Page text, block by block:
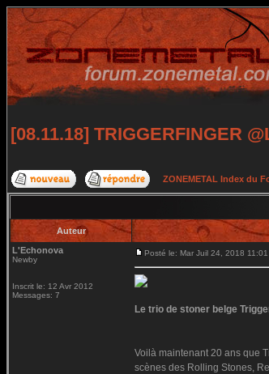
[08.11.18] TRIGGERFINGER
ZONEMETAL Index du
Auteur
L'Echonova
Newby
Inscrit le: 12 Avr 2012
Messages: 7
Posté le: Mar Juil 24, 2018
Le trio de stoner belge
Voilà maintenant 20 ans que
scènes des Rolling Stones,